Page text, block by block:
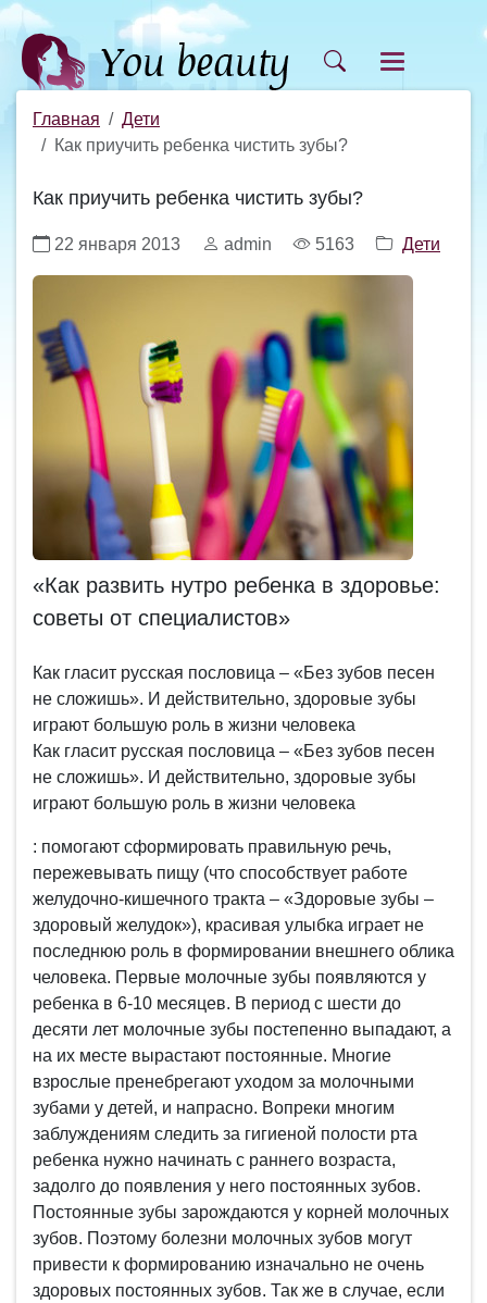
Главная
Дети
Как приучить ребенка чистить зубы?
Как приучить ребенка чистить зубы?
22 января 2013 admin 5163 Дети
«Как развить нутро ребенка в здоровье:
советы от специалистов»
Как гласит русская пословица – «Без зубов песен
не сложишь». И действительно, здоровые зубы
играют большую роль в жизни человека
Как гласит русская пословица – «Без зубов песен
не сложишь». И действительно, здоровые зубы
играют большую роль в жизни человека
: помогают сформировать правильную речь,
пережевывать пищу (что способствует работе
желудочно-кишечного тракта – «Здоровые зубы –
здоровый желудок»), красивая улыбка играет не
последнюю роль в формировании внешнего облика
человека. Первые молочные зубы появляются у
ребенка в 6-10 месяцев. В период с шести до
десяти лет молочные зубы постепенно выпадают, а
на их месте вырастают постоянные. Многие
взрослые пренебрегают уходом за молочными
зубами у детей, и напрасно. Вопреки многим
заблуждениям следить за гигиеной полости рта
ребенка нужно начинать с раннего возраста,
задолго до появления у него постоянных зубов.
Постоянные зубы зарождаются у корней молочных
зубов. Поэтому болезни молочных зубов могут
привести к формированию изначально не очень
здоровых постоянных зубов. Так же в случае, если